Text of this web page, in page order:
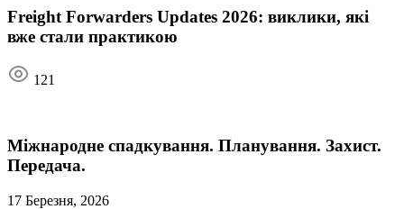
Freight Forwarders Updates 2026: виклики, які
вже стали практикою
121
Міжнародне спадкування. Планування. Захист.
Передача.
17 Березня, 2026